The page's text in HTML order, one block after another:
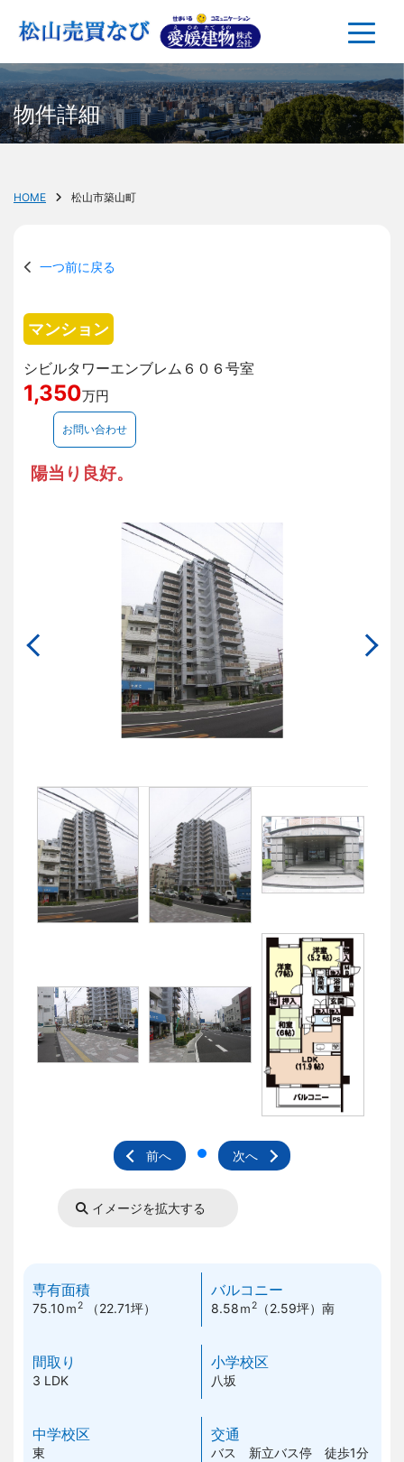
物件詳細
HOME 松山市築山町
一つ前に戻る
マンション
シビルタワーエンブレム６０６号室
1,350万円
お問い合わせ
陽当り良好。
前へ 次へ
イメージを拡大する
専有面積
75.10ｍ2（22.71坪）
バルコニー
8.58ｍ2 （2.59坪） 南
間取り
3 LDK
小学校区
八坂
中学校区
東
交通
バス 新立バス停 徒歩1分